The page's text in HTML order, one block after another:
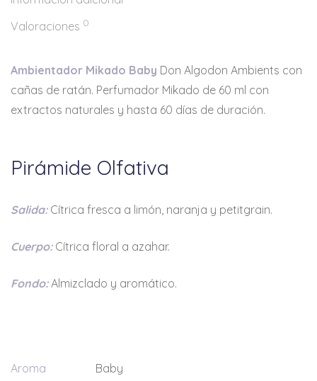
Valoraciones 0
Ambientador Mikado Baby Don Algodon Ambients con
cañas de ratán. Perfumador Mikado de 60 ml con
extractos naturales y hasta 60 días de duración.
Pirámide Olfativa
Salida:Cítrica fresca a limón, naranja y petitgrain.
Cuerpo:Cítrica floral a azahar.
Fondo:Almizclado y aromático.
Aroma Baby